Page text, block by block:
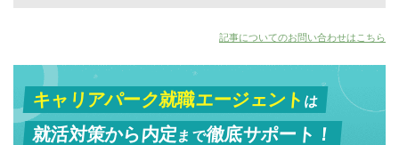
記事についてのお問い合わせはこちら
キャリアパーク就職エージェントは
就活対策から内定まで徹底サポート！